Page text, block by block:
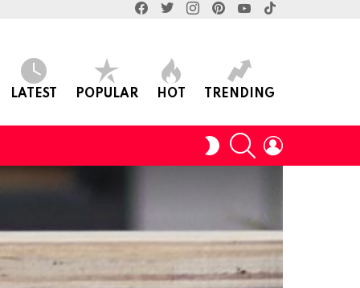
LATEST POPULAR HOT TRENDING
SWITCH
SKIN